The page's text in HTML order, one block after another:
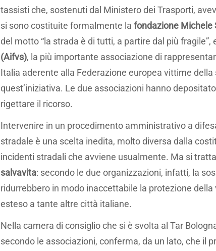
tassisti che, sostenuti dal Ministero dei Trasporti,
si sono costituite formalmente la fondazione Michele
del motto “la strada è di tutti, a partire dal più fragile”,
(Aifvs), la più importante associazione di
Italia aderente alla Federazione europea vittime
quest’iniziativa. Le due associazioni hanno
rigettare il ricorso.
Intervenire in un procedimento amministrativo a
stradale è una scelta inedita, molto diversa dalla
incidenti stradali che avviene usualmente. Ma si
salvavita: secondo le due organizzazioni, infatti, la
ridurrebbero in modo inaccettabile la protezione
esteso a tante altre città italiane.
Nella camera di consiglio che si è svolta al Tar
secondo le associazioni, conferma, da un lato, che il